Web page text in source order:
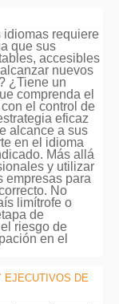
idiomas requiere
que sus
accesibles
nuevos
¿Tiene un
comprenda el
el control de
eficaz
alcance a sus
en el idioma
Más allá
y utilizar
empresas para
No
limítrofe o
de
riesgo de
en el
EJECUTIVOS DE